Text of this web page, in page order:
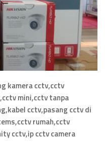
kamera cctv,cctv
mini,cctv tanpa
cctv,pasang cctv di
rumah,cctv
cctv,ip cctv camera